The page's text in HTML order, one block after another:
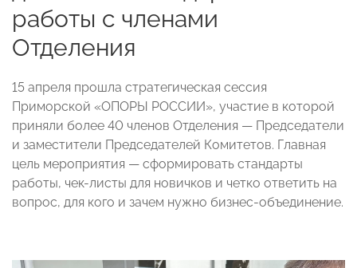
работы с членами
Отделения
15 апреля прошла стратегическая сессия
Приморской «ОПОРЫ РОССИИ», участие в которой
приняли более 40 членов Отделения — Председатели
и заместители Председателей Комитетов. Главная
цель мероприятия — сформировать стандарты
работы, чек-листы для новичков и четко ответить на
вопрос, для кого и зачем нужно бизнес-объединение.